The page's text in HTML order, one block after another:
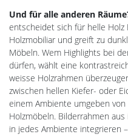
Und für alle anderen
entscheidet sich für helle Holz
Holzmobiliar und greift zu
Möbeln. Wem Highlights bei
dürfen, wählt eine
weisse Holzrahmen
zwischen hellen Kiefer- oder
einem Ambiente umgeben
Holzmöbeln. Bilderrahmen
in jedes Ambiente integrieren